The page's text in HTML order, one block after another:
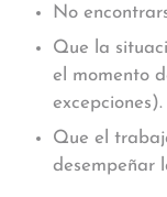
No
Que la
el momento
excepciones).
Que el
desempeñar